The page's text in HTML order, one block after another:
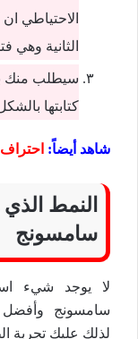
الاحتياطي
الثانية
سيطلب منك
كتابتها
شاهد أيضاً:
النمط
سامسونج
لا يوجد شيء
سامسونج وأفضل
لذلك عليك تجربة